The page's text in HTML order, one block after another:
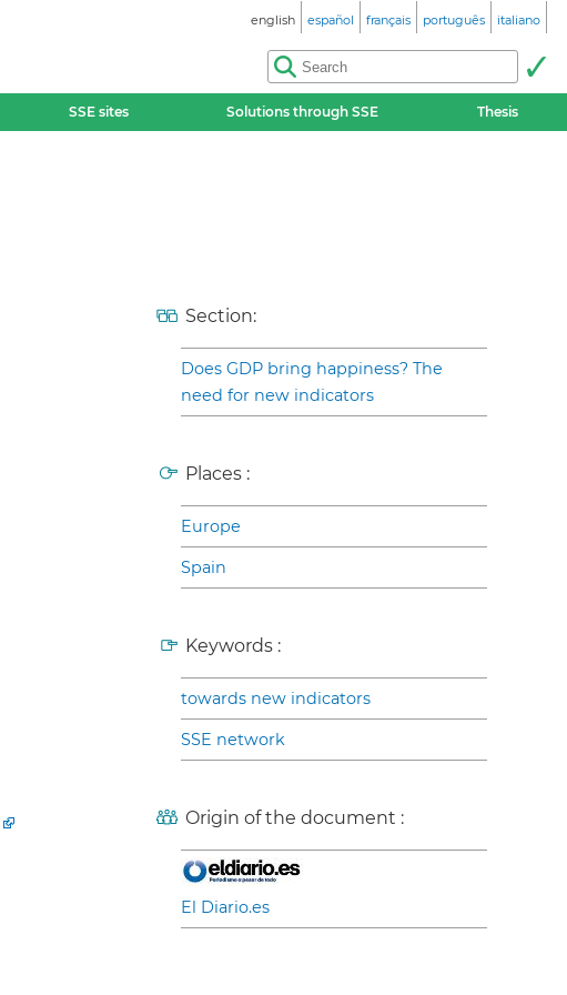
english español français português italiano
SSE sites Solutions through SSE Thesis
Section:
Does GDP bring happiness? The
need for new indicators
Places :
Europe
Spain
Keywords :
towards new indicators
SSE network
Origin of the document :
El Diario.es